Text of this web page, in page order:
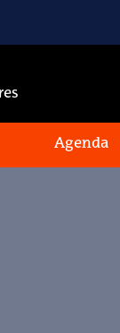
Agenda